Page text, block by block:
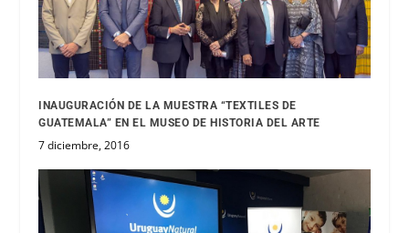
INAUGURACIÓN DE LA MUESTRA “TEXTILES DE
GUATEMALA” EN EL MUSEO DE HISTORIA DEL ARTE
7 diciembre, 2016